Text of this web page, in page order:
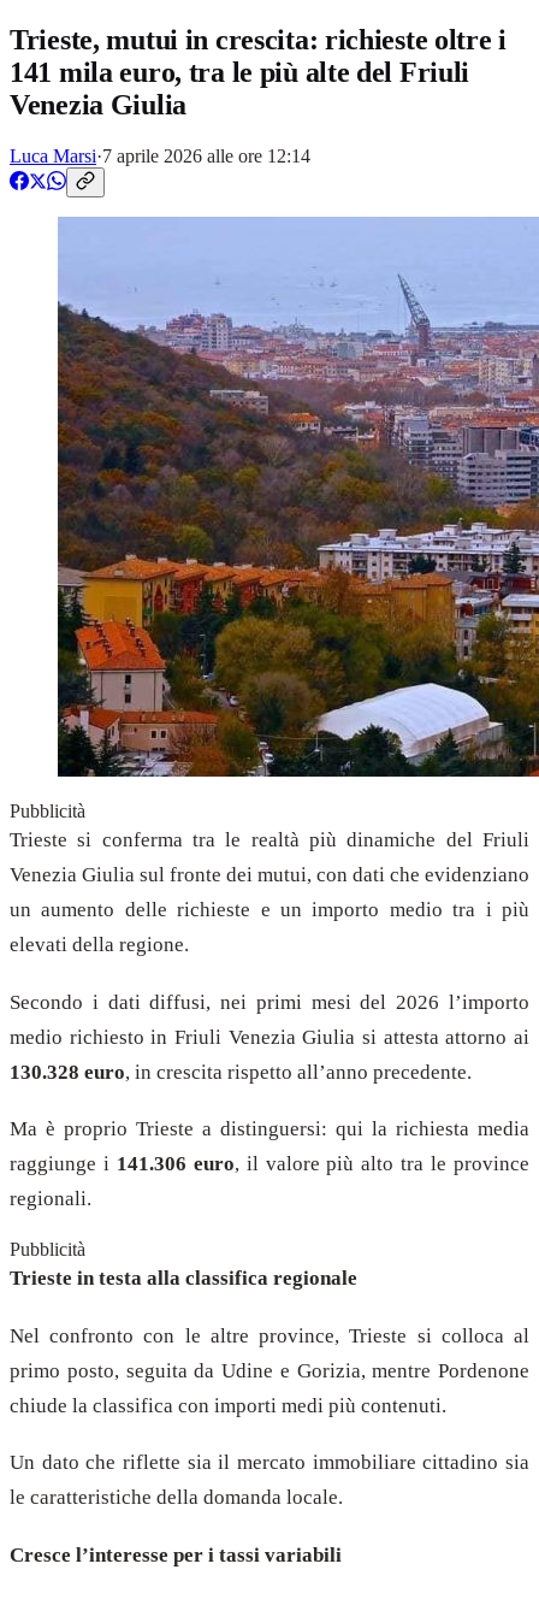
Trieste, mutui in crescita: richieste oltre i
141 mila euro, tra le più alte del Friuli
Venezia Giulia
Luca Marsi·7 aprile 2026 alle ore 12:14
Pubblicità
Trieste si conferma tra le realtà più dinamiche del Friuli
Venezia Giulia sul fronte dei mutui, con dati che evidenziano
un aumento delle richieste e un importo medio tra i più
elevati della regione.
Secondo i dati diffusi, nei primi mesi del 2026 l’importo
medio richiesto in Friuli Venezia Giulia si attesta attorno ai
130.328 euro, in crescita rispetto all’anno precedente.
Ma è proprio Trieste a distinguersi: qui la richiesta media
raggiunge i 141.306 euro, il valore più alto tra le province
regionali.
Pubblicità
Trieste in testa alla classifica regionale
Nel confronto con le altre province, Trieste si colloca al
primo posto, seguita da Udine e Gorizia, mentre Pordenone
chiude la classifica con importi medi più contenuti.
Un dato che riflette sia il mercato immobiliare cittadino sia
le caratteristiche della domanda locale.
Cresce l’interesse per i tassi variabili